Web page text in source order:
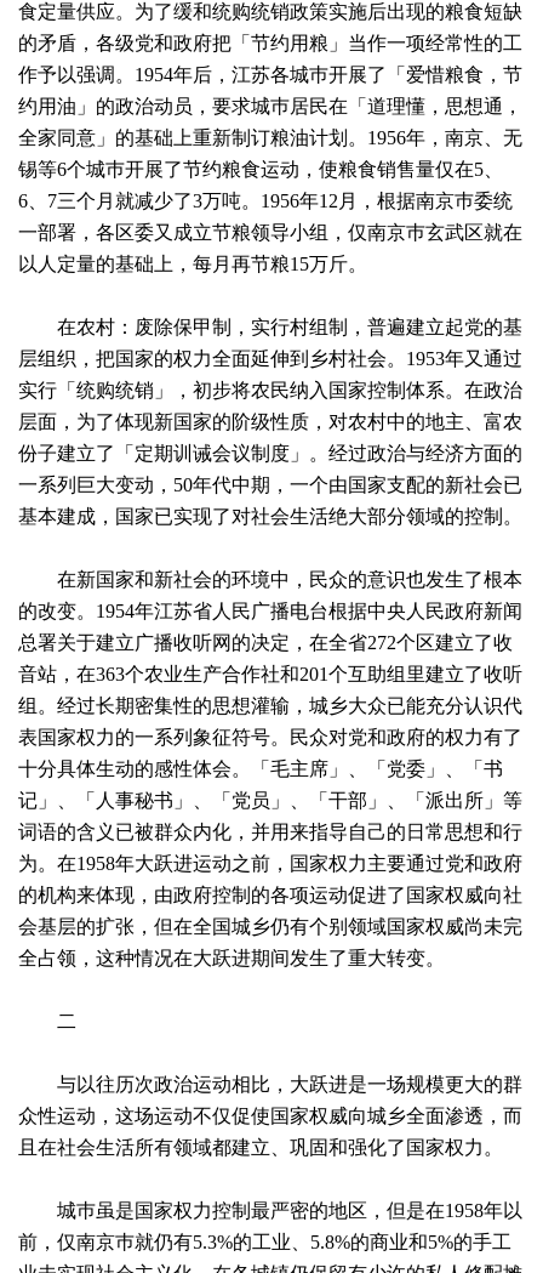
食定量供应。为了缓和统购统销政策实施后出现的粮食短缺
的矛盾，各级党和政府把「节约用粮」当作一项经常性的工
作予以强调。1954年后，江苏各城巿开展了「爱惜粮食，节
约用油」的政治动员，要求城巿居民在「道理懂，思想通，
全家同意」的基础上重新制订粮油计划。1956年，南京、无
锡等6个城巿开展了节约粮食运动，使粮食销售量仅在5、
6、7三个月就减少了3万吨。1956年12月，根据南京巿委统
一部署，各区委又成立节粮领导小组，仅南京巿玄武区就在
以人定量的基础上，每月再节粮15万斤。
在农村：废除保甲制，实行村组制，普遍建立起党的基
层组织，把国家的权力全面延伸到乡村社会。1953年又通过
实行「统购统销」，初步将农民纳入国家控制体系。在政治
层面，为了体现新国家的阶级性质，对农村中的地主、富农
份子建立了「定期训诫会议制度」。经过政治与经济方面的
一系列巨大变动，50年代中期，一个由国家支配的新社会已
基本建成，国家已实现了对社会生活绝大部分领域的控制。
在新国家和新社会的环境中，民众的意识也发生了根本
的改变。1954年江苏省人民广播电台根据中央人民政府新闻
总署关于建立广播收听网的决定，在全省272个区建立了收
音站，在363个农业生产合作社和201个互助组里建立了收听
组。经过长期密集性的思想灌输，城乡大众已能充分认识代
表国家权力的一系列象征符号。民众对党和政府的权力有了
十分具体生动的感性体会。「毛主席」、「党委」、「书
记」、「人事秘书」、「党员」、「干部」、「派出所」等
词语的含义已被群众内化，并用来指导自己的日常思想和行
为。在1958年大跃进运动之前，国家权力主要通过党和政府
的机构来体现，由政府控制的各项运动促进了国家权威向社
会基层的扩张，但在全国城乡仍有个别领域国家权威尚未完
全占领，这种情况在大跃进期间发生了重大转变。
二
与以往历次政治运动相比，大跃进是一场规模更大的群
众性运动，这场运动不仅促使国家权威向城乡全面渗透，而
且在社会生活所有领域都建立、巩固和强化了国家权力。
城巿虽是国家权力控制最严密的地区，但是在1958年以
前，仅南京巿就仍有5.3%的工业、5.8%的商业和5%的手工